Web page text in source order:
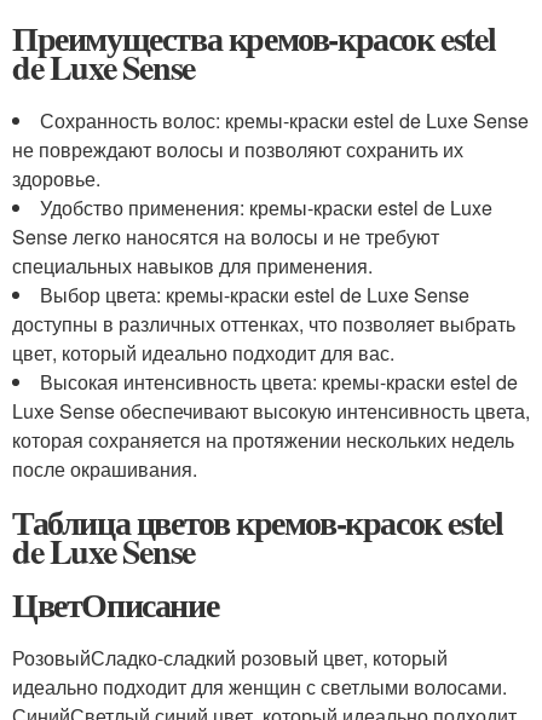
Преимущества кремов-красок estel
de Luxe Sense
Сохранность волос: кремы-краски estel de Luxe Sense
не повреждают волосы и позволяют сохранить их
здоровье.
Удобство применения: кремы-краски estel de Luxe
Sense легко наносятся на волосы и не требуют
специальных навыков для применения.
Выбор цвета: кремы-краски estel de Luxe Sense
доступны в различных оттенках, что позволяет выбрать
цвет, который идеально подходит для вас.
Высокая интенсивность цвета: кремы-краски estel de
Luxe Sense обеспечивают высокую интенсивность цвета,
которая сохраняется на протяжении нескольких недель
после окрашивания.
Таблица цветов кремов-красок estel
de Luxe Sense
ЦветОписание
РозовыйСладко-сладкий розовый цвет, который
идеально подходит для женщин с светлыми волосами.